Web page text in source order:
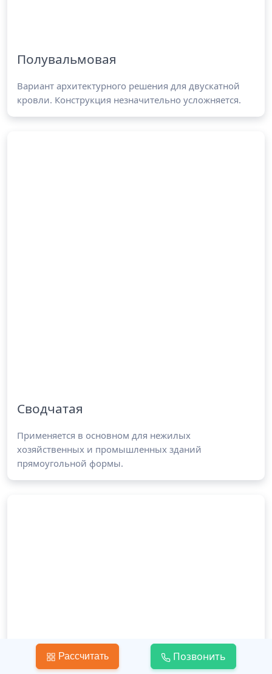
Полувальмовая
Вариант архитектурного решения для двускатной
кровли. Конструкция незначительно усложняется.
Сводчатая
Применяется в основном для нежилых
хозяйственных и промышленных зданий
прямоугольной формы.
Рассчитать Позвонить